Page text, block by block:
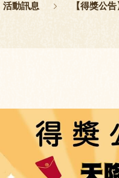
活動訊息 【得獎公